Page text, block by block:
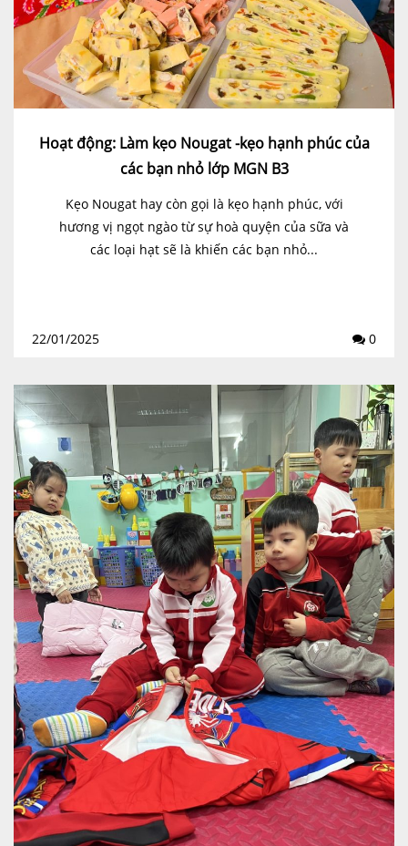
Hoạt động: Làm kẹo Nougat -kẹo hạnh phúc của
các bạn nhỏ lớp MGN B3
Kẹo Nougat hay còn gọi là kẹo hạnh phúc, với
hương vị ngọt ngào từ sự hoà quyện của sữa và
các loại hạt sẽ là khiến các bạn nhỏ...
22/01/2025 0